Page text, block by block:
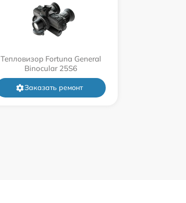
Тепловизор Fortuna General
Binocular 25S6
Заказать ремонт